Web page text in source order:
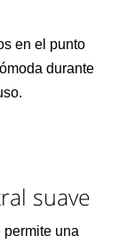
en el punto
durante
suave
permite una